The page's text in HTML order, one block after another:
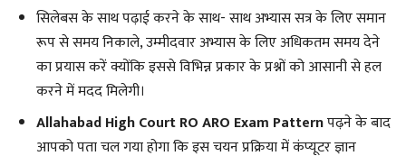
सिलेबस के साथ पढ़ाई करने के साथ- साथ अभ्यास सत्र के लिए समान
रूप से समय निकाले, उम्मीदवार अभ्यास के लिए अधिकतम समय देने
का प्रयास करें क्योंकि इससे विभिन्न प्रकार के प्रश्नों को आसानी से हल
करने में मदद मिलेगी।
Allahabad High Court RO ARO Exam Patternपढ़ने के बाद
आपको पता चल गया होगा कि इस चयन प्रक्रिया में कंप्यूटर ज्ञान